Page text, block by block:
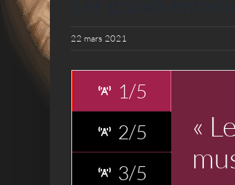
22 mars 2021
1/5
2/5
3/5
«